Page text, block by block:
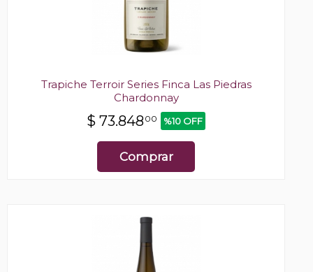
Trapiche Terroir Series Finca Las Piedras
Chardonnay
$ 73.848 00 %10 OFF
Comprar